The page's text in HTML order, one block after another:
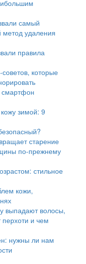
самый
удаления
правила
которые
смартфон
зимой: 9
старение
по-прежнему
стильное
кожи,
выпадают волосы,
и чем
нужны ли нам